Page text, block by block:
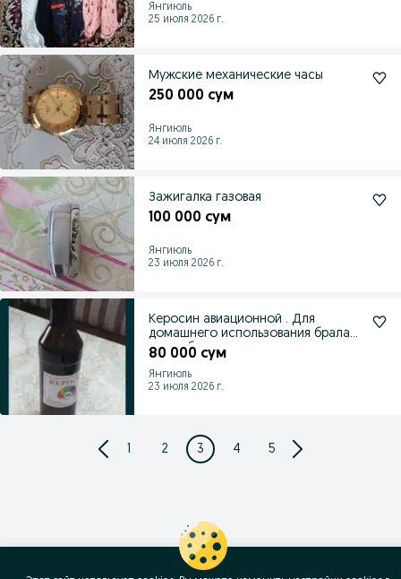
Янгиюль
25 июля 2026 г.
Мужские механические часы
250 000 сум
Янгиюль
24 июля 2026 г.
Зажигалка газовая
100 000 сум
Янгиюль
23 июля 2026 г.
Керосин авиационной . Для
домашнего использования брала
для себя.
80 000 сум
Янгиюль
23 июля 2026 г.
1 2 3 4 5